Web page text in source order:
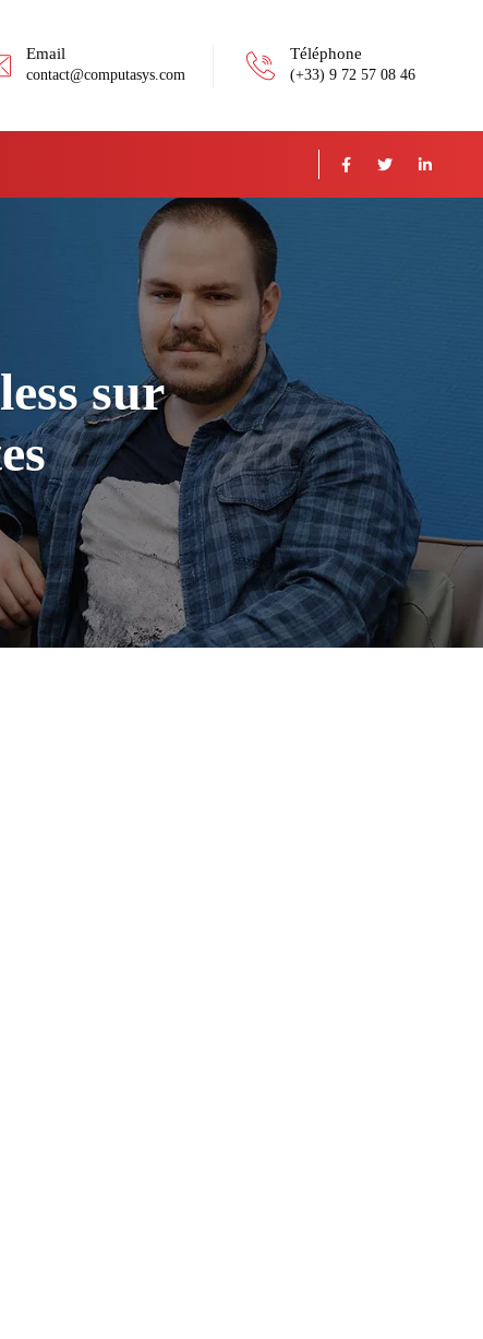
Email
contact@computasys.com
Téléphone
(+33) 9 72 57 08 46
sur